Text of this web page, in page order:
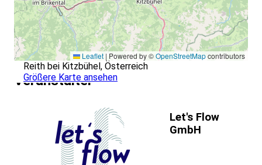
Leaflet | Powered by ©OpenStreetMapcontributors
Reith bei Kitzbühel, Österreich
Größere Karte ansehen
Veranstalter
Let's Flow
GmbH